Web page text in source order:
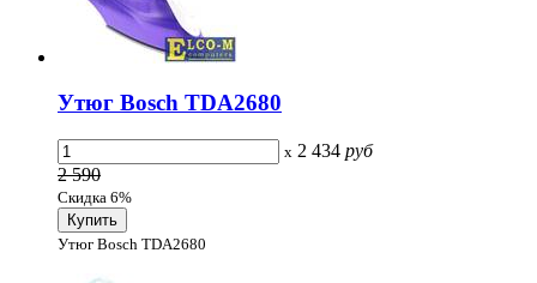
Утюг Bosch TDA2680
x 2 434 руб
2 590
Скидка 6%
Утюг Bosch TDA2680